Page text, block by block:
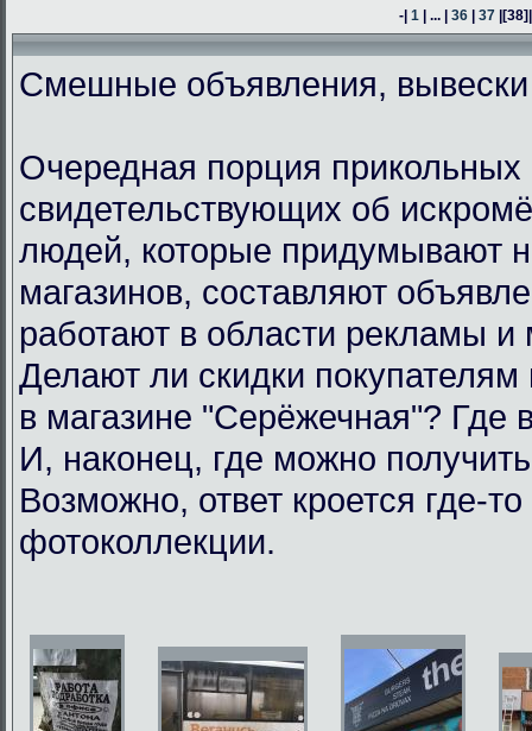
-| 1 | ... | 36 | 37 |[38]
Смешные объявления,
Очередная порция прикольных
свидетельствующих об
людей, которые придумывают
магазинов, составляют
работают в области рекламы и
Делают ли скидки
в магазине "Серёжечная"? Где
И, наконец, где можно
Возможно, ответ кроется где-то
фотоколлекции.